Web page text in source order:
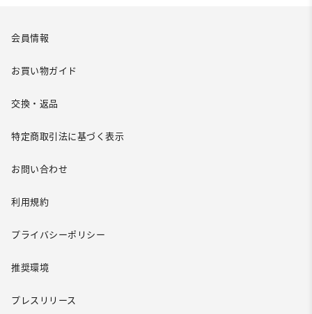
会員情報
お買い物ガイド
交換・返品
特定商取引法に基づく表示
お問い合わせ
利用規約
プライバシーポリシー
推奨環境
プレスリリース